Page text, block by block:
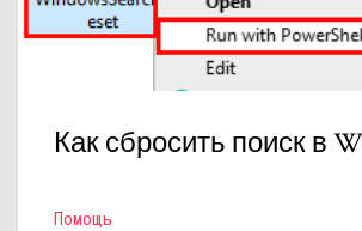
Как сбросить поиск в
Помощь